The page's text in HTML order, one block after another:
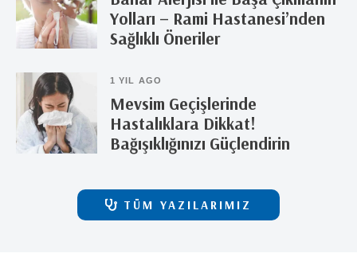
Yolları – Rami Hastanesi’nden
Sağlıklı Öneriler
1 YIL AGO
Mevsim Geçişlerinde
Hastalıklara Dikkat!
Bağışıklığınızı Güçlendirin
TÜM YAZILARIMIZ